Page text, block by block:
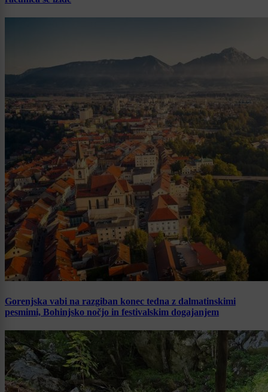
Gorenjska vabi na razgiban konec tedna z dalmatinskimi
pesmimi, Bohinjsko nočjo in festivalskim dogajanjem